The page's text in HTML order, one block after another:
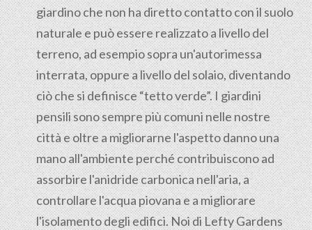
giardino che non ha diretto contatto con il suolo
naturale e può essere realizzato a livello del
terreno, ad esempio sopra un'autorimessa
interrata, oppure a livello del solaio, diventando
ciò che si definisce “tetto verde”. I giardini
pensili sono sempre più comuni nelle nostre
città e oltre a migliorarne l'aspetto danno una
mano all'ambiente perché contribuiscono ad
assorbire l'anidride carbonica nell'aria, a
controllare l'acqua piovana e a migliorare
l'isolamento degli edifici. Noi di Lefty Gardens